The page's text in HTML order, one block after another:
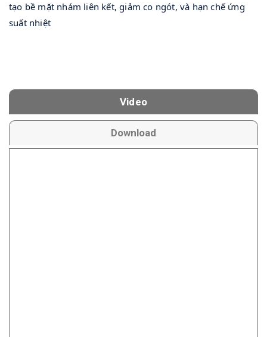
tạo bề mặt nhám liên kết, giảm co ngót, và hạn chế ứng
suất nhiệt
Video
Download